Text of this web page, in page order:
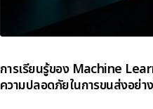
การเรียนรู้ของ Machine
ความปลอดภัยในการขนส่งอย่า